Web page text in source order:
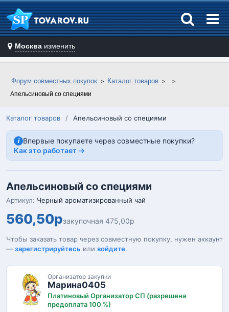
Москва изменить
Форум совместных покупок Каталог товаров
Апельсиновый со специями
Каталог товаров / Апельсиновый со специями
i Впервые покупаете через совместные покупки?
Как это работает →
Апельсиновый со специями
Артикул: Черный ароматизированный чай
560,50рзакупочная 475,00р
Чтобы заказать товар через совместную покупку, нужен аккаунт
— зарегистрируйтесь или войдите.
Организатор закупки
Марина0405
Платиновый Организатор СП (разрешена
предоплата 100 %)